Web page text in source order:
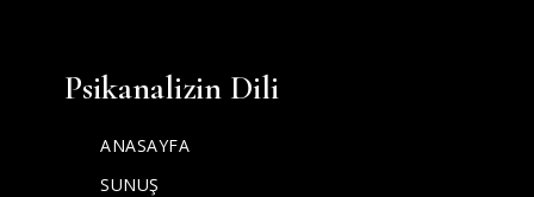
Psikanalizin Dili
ANASAYFA
SUNUŞ